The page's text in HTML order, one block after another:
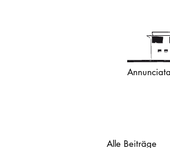
Alle Beiträge